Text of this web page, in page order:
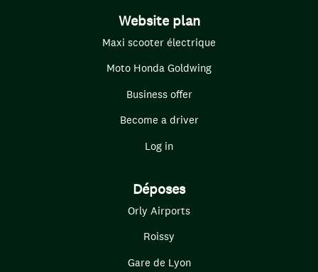
Website plan
Maxi scooter électrique
Moto Honda Goldwing
Business offer
Become a driver
Log in
Déposes
Orly Airports
Roissy
Gare de Lyon